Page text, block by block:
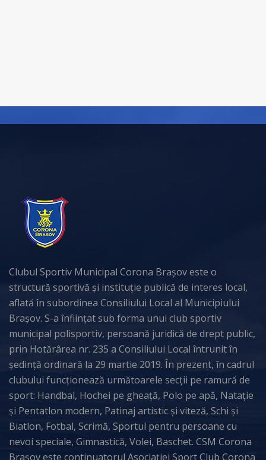
Clubul Sportiv Municipal Corona Brașov este o
structură sportivă și instituție publică de interes local,
aflată în subordinea Consiliului Local al Municipiului
Brașov. S-a înființat sub forma unui club sportiv
municipal polisportiv, persoană juridică de drept public,
prin Hotărârea nr. 235 a Consiliului Local întrunit în
ședință ordinară la 29 martie 2019. În prezent, în cadrul
clubului funcționează următoarele secții pe ramură de
sport: Handbal, Hochei pe gheață, Polo pe apă, Natație
și Pentatlon modern, Patinaj artistic și viteză, Schi și
Biatlon, Fotbal, Scrimă, Sportul pentru persoane cu
nevoi speciale, Gimnastică, Volei, Baschet. CSM Corona
Brașov este continuatorul Asociației Sport Club Corona